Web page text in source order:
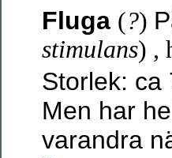
Fluga (?)
stimulans) ,
Storlek: ca
Men har
varandra